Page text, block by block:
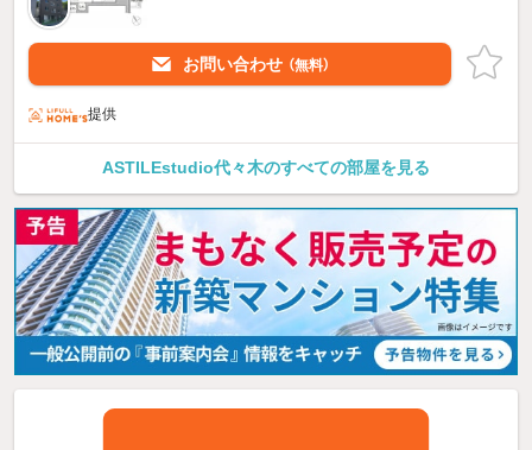
お問い合わせ （無料）
提供
ASTILEstudio代々木のすべての部屋を見る